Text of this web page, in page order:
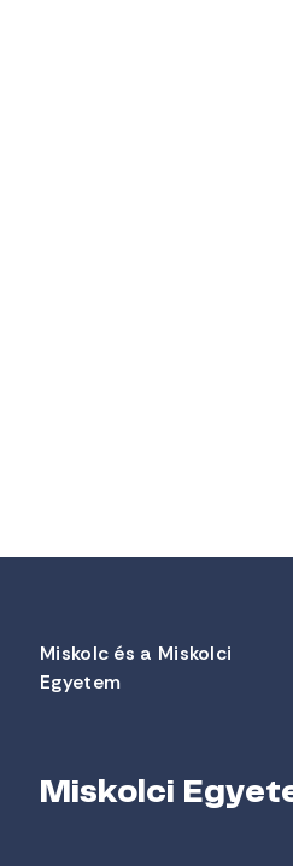
Miskolc és a Miskolci
Egyetem
Miskolci